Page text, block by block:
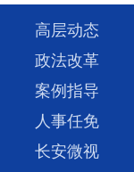
高层动态
政法改革
案例指导
人事任免
长安微视